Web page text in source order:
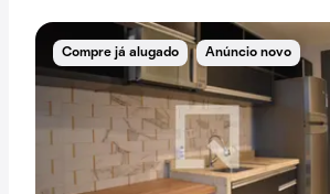
Compre já alugado Anúncio novo